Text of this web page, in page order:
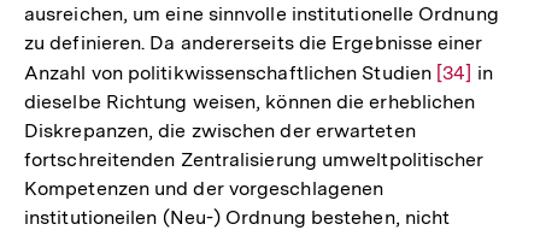
ausreichen, um eine sinnvolle institutionelle Ordnung
zu definieren. Da andererseits die Ergebnisse einer
Anzahl von politikwissenschaftlichen Studien Zur
Auflösung
Fußnote
[34] in
dieselbe Richtung weisen, können die erheblichen
Diskrepanzen, die zwischen der erwarteten
fortschreitenden Zentralisierung umweltpolitischer
Kompetenzen und der vorgeschlagenen
institutioneilen (Neu-) Ordnung bestehen, nicht